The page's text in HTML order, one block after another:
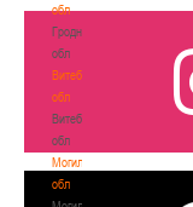
обл
Гродненская
обл
Витебская
обл
Витебская
обл
Могилевская
обл